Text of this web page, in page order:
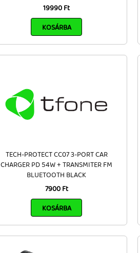
19990 Ft
KOSÁRBA
TECH-PROTECT CC07 3-PORT CAR
CHARGER PD 54W + TRANSMITER FM
BLUETOOTH BLACK
7900 Ft
KOSÁRBA